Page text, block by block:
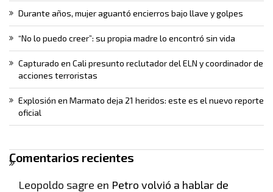
Durante años, mujer aguantó encierros bajo llave y golpes
“No lo puedo creer”: su propia madre lo encontró sin vida
Capturado en Cali presunto reclutador del ELN y coordinador de
acciones terroristas
Explosión en Marmato deja 21 heridos: este es el nuevo reporte
oficial
Comentarios recientes
Leopoldo sagre en Petro volvió a hablar de